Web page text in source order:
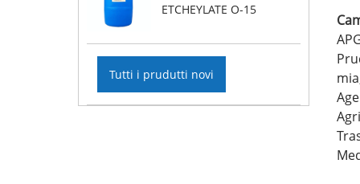
ETCHEYLATE O-15
Tutti i prudutti novi